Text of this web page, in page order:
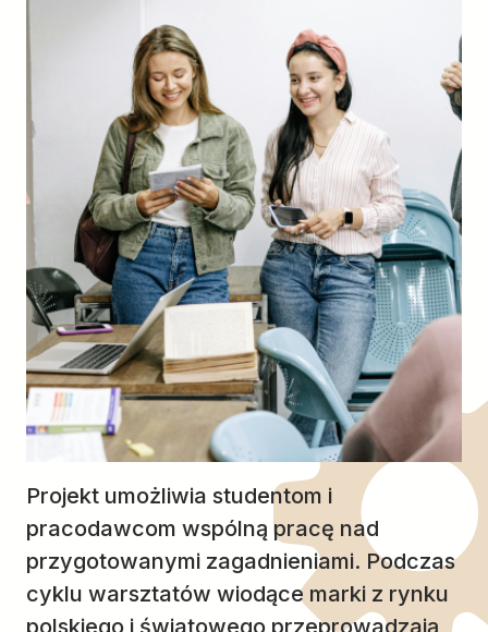
Projekt umożliwia studentom i
pracodawcom wspólną pracę nad
przygotowanymi zagadnieniami. Podczas
cyklu warsztatów wiodące marki z rynku
polskiego i światowego przeprowadzają